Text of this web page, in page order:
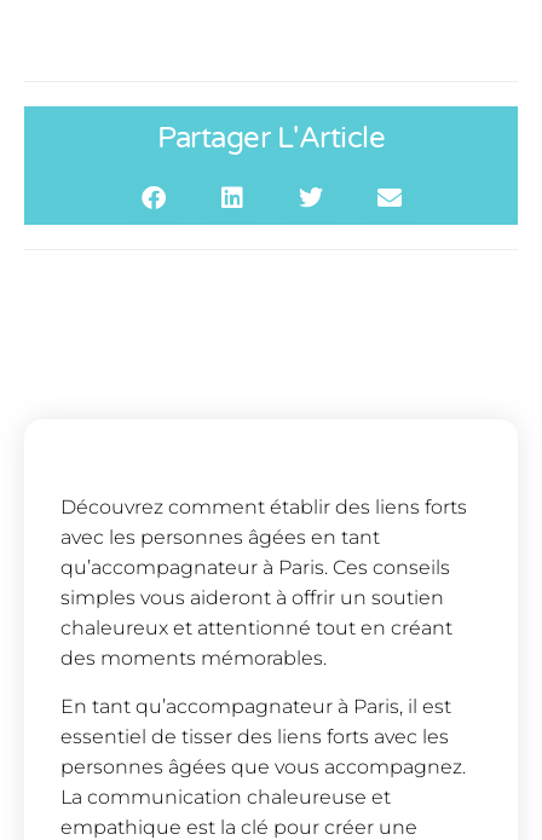
Partager L'Article
Découvrez comment établir des liens forts
avec les personnes âgées en tant
qu’accompagnateur à Paris. Ces conseils
simples vous aideront à offrir un soutien
chaleureux et attentionné tout en créant
des moments mémorables.
En tant qu’accompagnateur à Paris, il est
essentiel de tisser des liens forts avec les
personnes âgées que vous accompagnez.
La communication chaleureuse et
empathique est la clé pour créer une